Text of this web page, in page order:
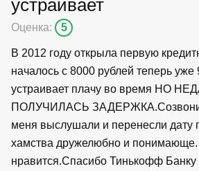
устраивает
Оценка: 5
В 2012 году открыла первую
началось с 8000 рублей теперь уже
устраивает плачу во время НО
ПОЛУЧИЛАСЬ
меня выслушали и перенесли дату
хамства дружелюбно и
нравится.Спасибо Тинькофф